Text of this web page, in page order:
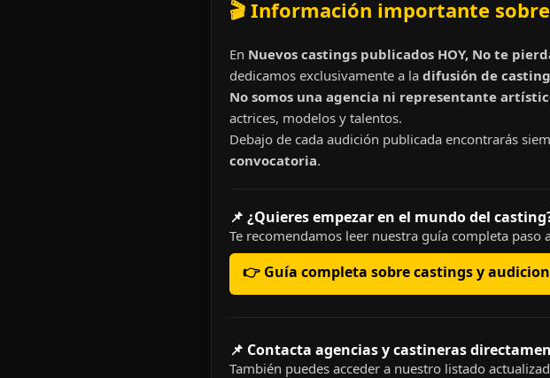
🎬 Información importante
En Nuevos castings publicados HOY, No te
dedicamos exclusivamente a la difusión de
No somos una agencia ni representante
actrices, modelos y talentos.
Debajo de cada audición publicada encontrarás
convocatoria.
📌 ¿Quieres empezar en el mundo del
Te recomendamos leer nuestra guía completa paso
👉 Guía completa sobre castings y
📌 Contacta agencias y castineras
También puedes acceder a nuestro listado